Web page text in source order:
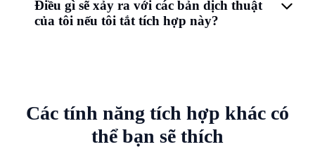
Điều gì sẽ xảy ra với các bản dịch thuật
của tôi nếu tôi tắt tích hợp này?
Các tính năng tích hợp khác có
thể bạn sẽ thích